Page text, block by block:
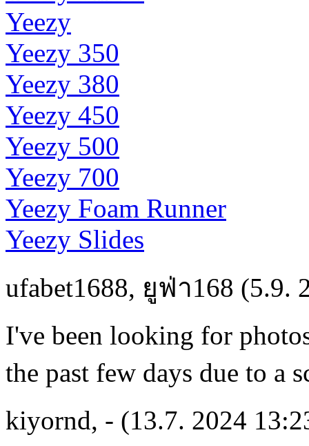
Yeezy
Yeezy 350
Yeezy 380
Yeezy 450
Yeezy 500
Yeezy 700
Yeezy Foam Runner
Yeezy Slides
ufabet1688, ยูฟ่า168 (5.9.
I've been looking for
the past few days due to a
kiyornd, - (13.7. 2024